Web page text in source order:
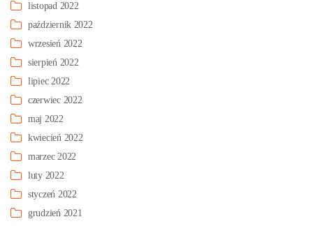
listopad 2022
październik 2022
wrzesień 2022
sierpień 2022
lipiec 2022
czerwiec 2022
maj 2022
kwiecień 2022
marzec 2022
luty 2022
styczeń 2022
grudzień 2021